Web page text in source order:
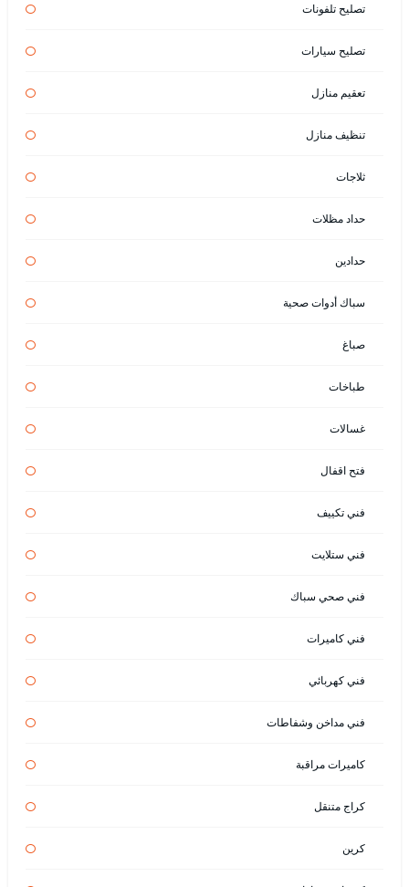
تصليح تلفونات
تصليح سيارات
تعقيم منازل
تنظيف منازل
ثلاجات
حداد مظلات
حدادين
سباك أدوات صحية
صباغ
طباخات
غسالات
فتح اقفال
فني تكييف
فني ستلايت
فني صحي سباك
فني كاميرات
فني كهربائي
فني مداخن وشفاطات
كاميرات مراقبة
كراج متنقل
كرين